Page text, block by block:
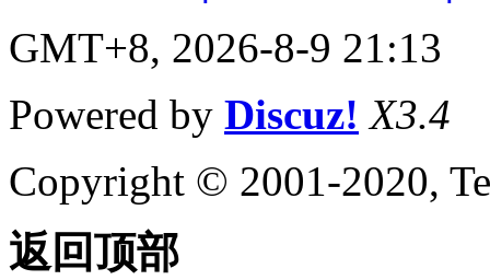
GMT+8, 2026-8-9 21:13
Powered by Discuz! X3.4
Copyright © 2001-2020,
返回顶部